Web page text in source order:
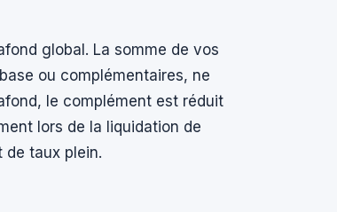
global. La somme de vos
ou complémentaires, ne
le complément est réduit
lors de la liquidation de
taux plein.